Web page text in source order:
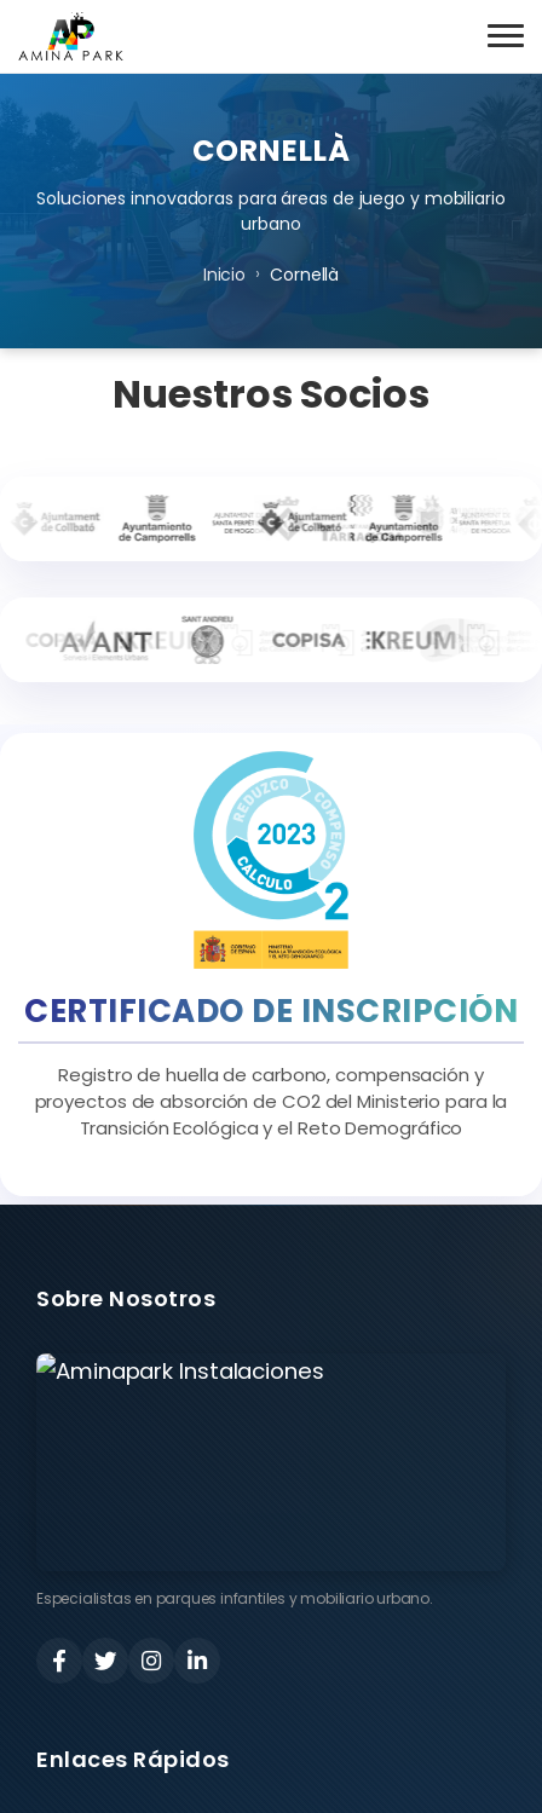
CORNELLÀ
Soluciones innovadoras para áreas de juego y mobiliario
urbano
Inicio › Cornellà
Nuestros Socios
CERTIFICADO DE INSCRIPCIÓN
Registro de huella de carbono, compensación y
proyectos de absorción de CO2 del Ministerio para la
Transición Ecológica y el Reto Demográfico
Sobre Nosotros
Especialistas en parques infantiles y mobiliario urbano.
Enlaces Rápidos